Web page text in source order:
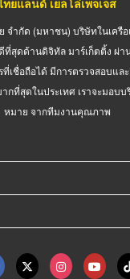
จำกัด (มหาชน) บริษัทในเครือ
สุดด้านดิจิทัล มาร์เก็ตติ้ง ผ่า
ที่เชื่อถือได้ มีการตรวจสอบแล
ที่สุดในประเทศ เราจะมอบ
หมาย จากทีมงานคุณภาพ